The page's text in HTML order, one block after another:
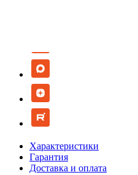
Характеристики
Гарантия
Доставка и оплата